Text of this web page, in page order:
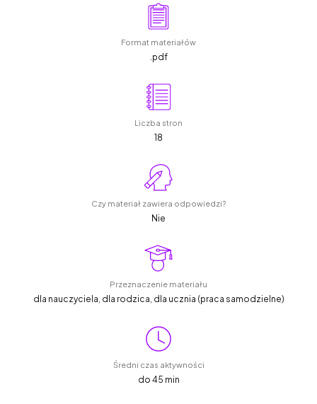
Format materiałów
.pdf
Liczba stron
18
Czy materiał zawiera odpowiedzi?
Nie
Przeznaczenie materiału
dla nauczyciela, dla rodzica, dla ucznia (praca samodzielne)
Średni czas aktywności
do 45 min